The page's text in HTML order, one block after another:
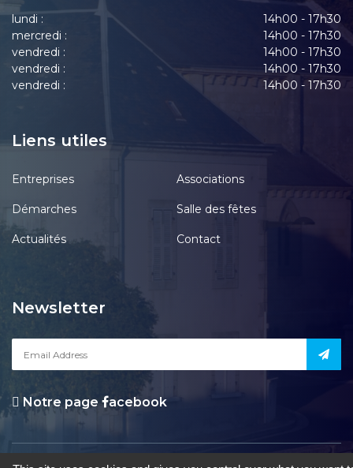
lundi :
14h00 - 17h30
mercredi :
14h00 - 17h30
vendredi :
14h00 - 17h30
vendredi :
14h00 - 17h30
vendredi :
14h00 - 17h30
Liens utiles
Entreprises Associations
Démarches Salle des fêtes
Actualités Contact
Newsletter
Notre page acebook